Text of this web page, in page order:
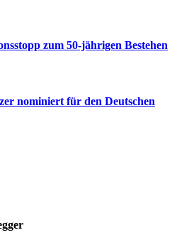
zum 50-jährigen Bestehen
nominiert für den Deutschen